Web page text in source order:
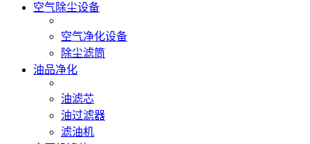
空气除尘设备
空气净化设备
除尘滤筒
油品净化
油滤芯
油过滤器
滤油机